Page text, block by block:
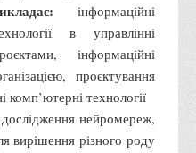
інформаційні
в управлінні
інформаційні
проєктування
технології
дослідження нейромереж,
вирішення різного роду